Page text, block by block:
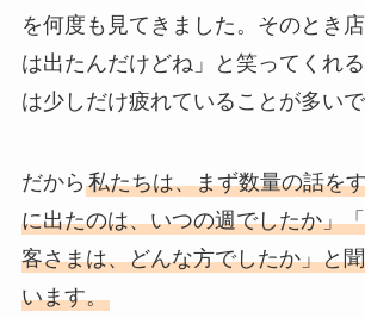
を何度も見てきました。そのとき
は出たんだけどね」と笑ってくれ
は少しだけ疲れていることが多いで
だから 私たちは、まず数量の話を
に出たのは、いつの週でしたか」
客さまは、どんな方でしたか」と
います。